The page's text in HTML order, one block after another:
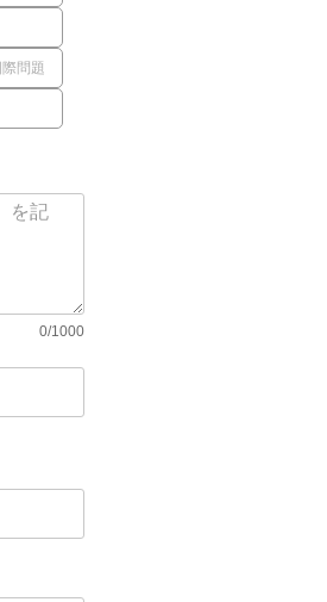
問題
0/1000